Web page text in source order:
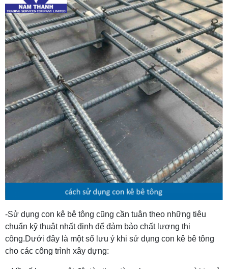
-Sử dụng con kê bê tông cũng cần tuân theo những tiêu
chuẩn kỹ thuật nhất định để đảm bảo chất lượng thi
công.Dưới đây là một số lưu ý khi sử dụng con kê bê tông
cho các công trình xây dựng: